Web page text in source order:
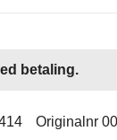
betaling.
Originalnr